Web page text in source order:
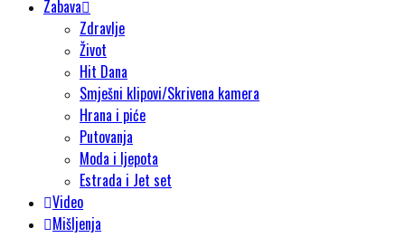
Zabava
Zdravlje
Život
Hit Dana
Smješni klipovi/Skrivena kamera
Hrana i piće
Putovanja
Moda i ljepota
Estrada i Jet set
Video
Mišljenja